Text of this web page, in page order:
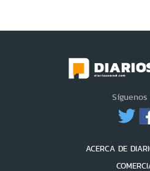
Síguenos
ACERCA DE